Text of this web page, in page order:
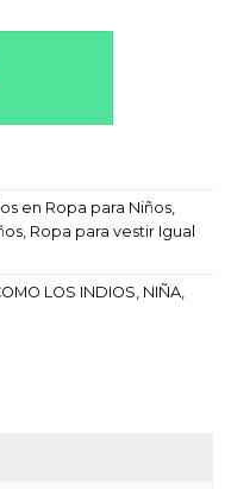
en Ropa para Niños,
, Ropa para vestir Igual
LOS INDIOS, NIÑA,